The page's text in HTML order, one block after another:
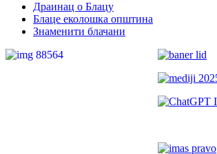
Драинац о Блацу
Блаце еколошка општина
Знаменити блачани